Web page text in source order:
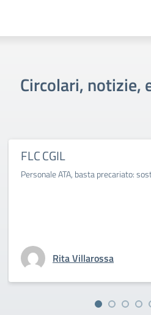
Circolari, notizie,
FLC CGIL
Personale ATA, basta precariato:
Rita Villarossa